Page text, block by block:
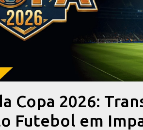
Copa 2026:
Futebol em